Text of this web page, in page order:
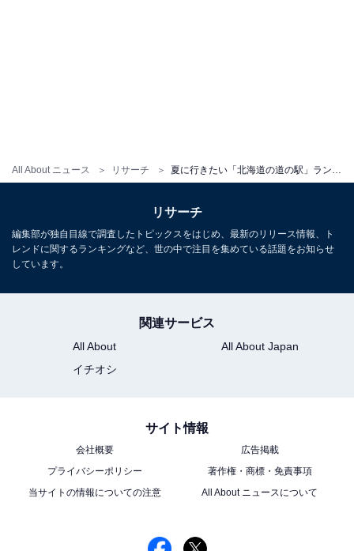
All About ニュース リサーチ
リサーチ
編集部が独自目線で調査したトピックスをはじめ、最新のリリース情報、ト
レンドに関するランキングなど、世の中で注目を集めている話題をお知らせ
しています。
関連サービス
All About
All About Japan
イチオシ
サイト情報
会社概要
広告掲載
プライバシーポリシー
著作権・商標・免責事項
当サイトの情報についての注意
All About ニュースについて